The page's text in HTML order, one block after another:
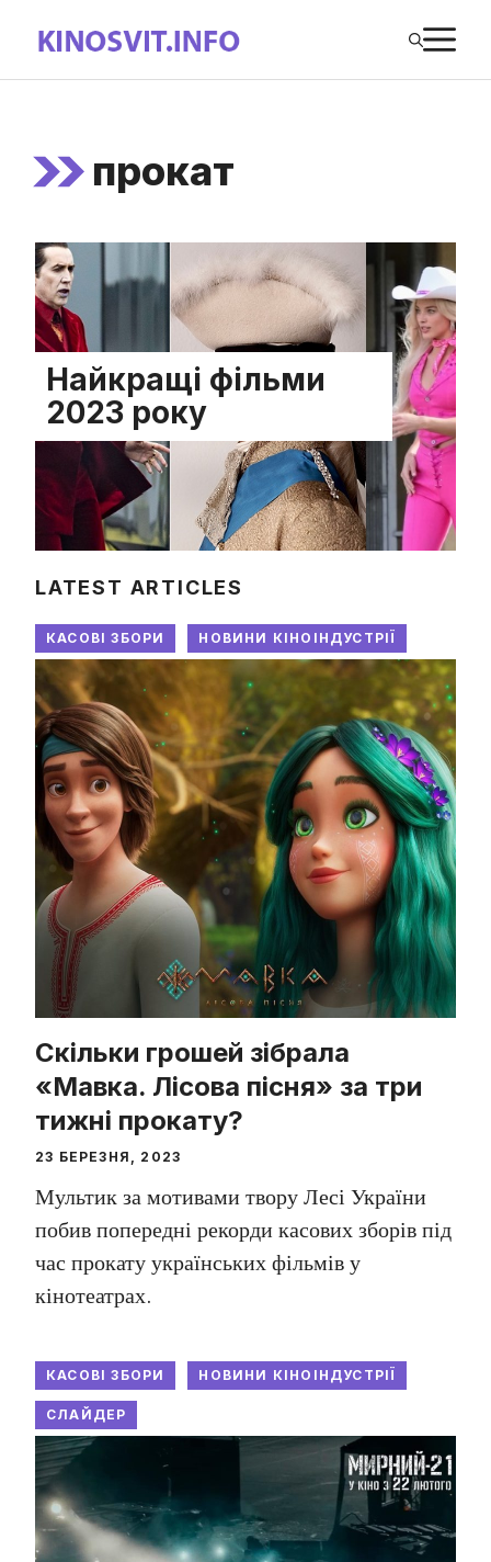
вмісту
прокат
Найкращі фільми
2023 року
LATEST ARTICLES
КАСОВІ ЗБОРИ НОВИНИ КІНОІНДУСТРІЇ
Скільки грошей зібрала
«Мавка. Лісова пісня» за три
тижні прокату?
23 БЕРЕЗНЯ, 2023
Мультик за мотивами твору Лесі України
побив попередні рекорди касових зборів під
час прокату українських фільмів у
кінотеатрах.
КАСОВІ ЗБОРИ НОВИНИ КІНОІНДУСТРІЇ
СЛАЙДЕР